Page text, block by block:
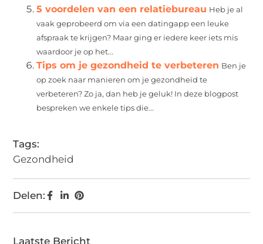
5 voordelen van een relatiebureau Heb je al
vaak geprobeerd om via een datingapp een leuke
afspraak te krijgen? Maar ging er iedere keer iets mis
waardoor je op het...
Tips om je gezondheid te verbeteren Ben je
op zoek naar manieren om je gezondheid te
verbeteren? Zo ja, dan heb je geluk! In deze blogpost
bespreken we enkele tips die...
Tags:
Gezondheid
Delen:
Laatste Bericht